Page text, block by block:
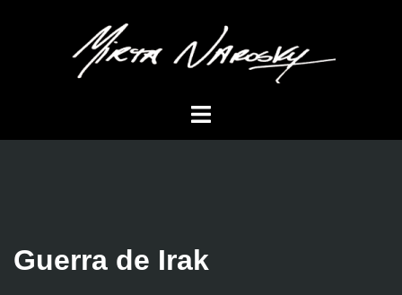
Alternar
Guerra de Irak